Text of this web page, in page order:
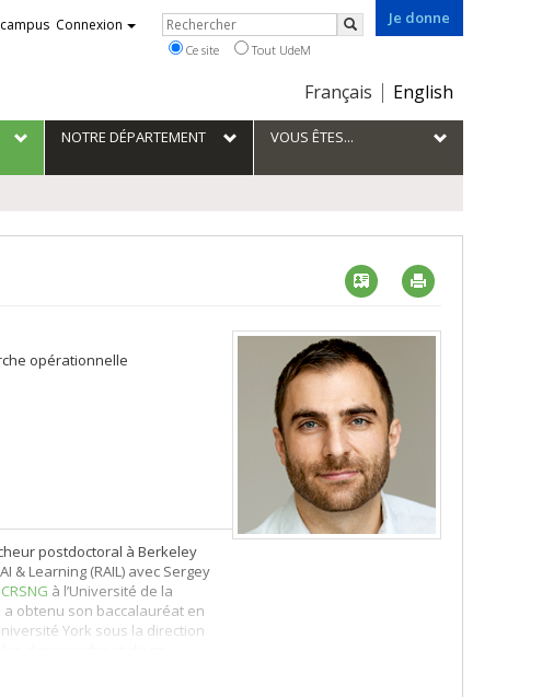
Je donne
Choix
la
langue
Français English
Connexion Rechercher
Rechercher
Ce site Tout UdeM
NOTRE DÉPARTEMENT VOUS ÊTES...
Vcard
opérationnelle
postdoctoral à Berkeley
& Learning (RAIL) avec Sergey
CRSNG à l’Université de la
a obtenu son baccalauréat en
York sous la direction
méthodes d’apprentissage